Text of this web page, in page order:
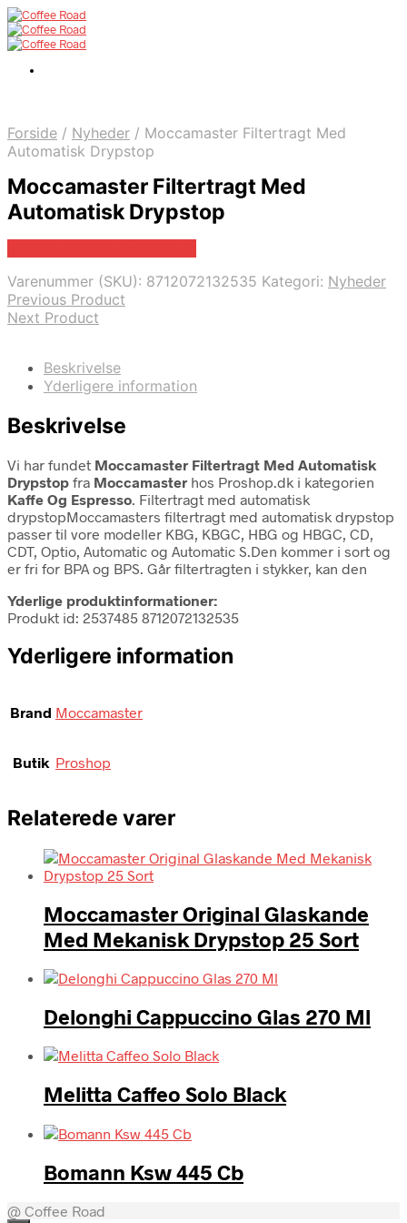
Forside / Nyheder / Moccamaster Filtertragt Med
Automatisk Drypstop
Moccamaster Filtertragt Med
Automatisk Drypstop
Varenummer (SKU): 8712072132535 Kategori: Nyheder
Previous Product
Next Product
Beskrivelse
Yderligere information
Beskrivelse
Vi har fundet Moccamaster Filtertragt Med Automatisk
Drypstop fra Moccamaster hos Proshop.dk i kategorien
Kaffe Og Espresso. Filtertragt med automatisk
drypstopMoccamasters filtertragt med automatisk drypstop
passer til vore modeller KBG, KBGC, HBG og HBGC, CD,
CDT, Optio, Automatic og Automatic S.Den kommer i sort og
er fri for BPA og BPS. Går filtertragten i stykker, kan den
Yderlige produktinformationer:
Produkt id: 2537485 8712072132535
Yderligere information
Brand Moccamaster
Butik Proshop
Relaterede varer
Moccamaster Original Glaskande
Med Mekanisk Drypstop 25 Sort
Delonghi Cappuccino Glas 270 Ml
Melitta Caffeo Solo Black
Bomann Ksw 445 Cb
@ Coffee Road